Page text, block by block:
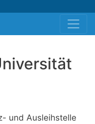
und Ausleihstelle